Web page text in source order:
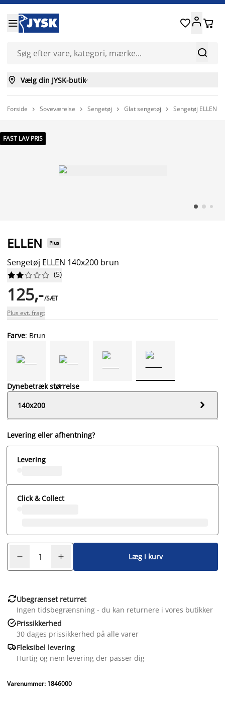


 
 Vælg din JYSK-butik
Forside  Soveværelse  Sengetøj  Glat sengetøj  Sengetøj ELLEN
FAST LAV PRIS
ELLEN Plus
Sengetøj ELLEN 140x200 brun





 (5)
125,-/SÆT
Plus evt. fragt
Farve: Brun
Dynebetræk størrelse
140x200

Levering eller afhentning?
Levering
Click & Collect
Læg i kurv
Ubegrænset returret
Ingen tidsbegrænsning - du kan returnere i vores butikker
Prissikkerhed
30 dages prissikkerhed på alle varer
Fleksibel levering
Hurtig og nem levering der passer dig
Varenummer: 1846000